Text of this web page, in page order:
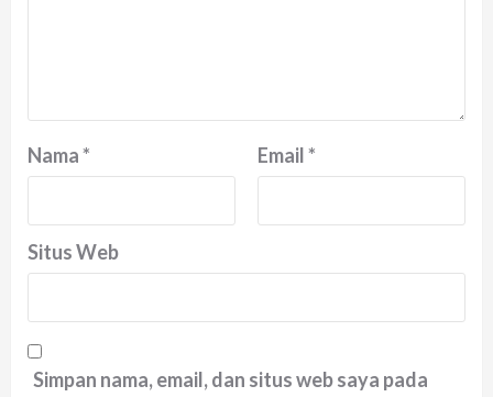
Nama* Email*
Situs Web
Simpan nama, email, dan situs web saya pada